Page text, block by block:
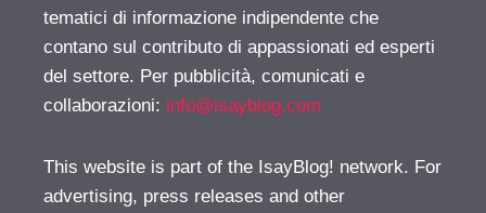
tematici di informazione indipendente che
contano sul contributo di appassionati ed esperti
del settore. Per pubblicità, comunicati e
collaborazioni: info@isayblog.com
This website is part of the IsayBlog! network. For
advertising, press releases and other